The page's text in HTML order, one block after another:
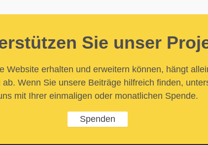
Sie unser
Website erhalten und erweitern können, hängt
ab. Wenn Sie unsere Beiträge hilfreich finden,
mit Ihrer einmaligen oder monatlichen Spende.
Spenden